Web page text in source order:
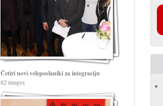
Četiri novi veleposlaniki za integraciju
82 images